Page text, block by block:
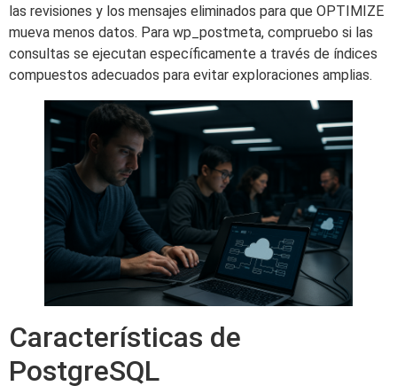
las revisiones y los mensajes eliminados para que OPTIMIZE
mueva menos datos. Para wp_postmeta, compruebo si las
consultas se ejecutan específicamente a través de índices
compuestos adecuados para evitar exploraciones amplias.
Características de
PostgreSQL